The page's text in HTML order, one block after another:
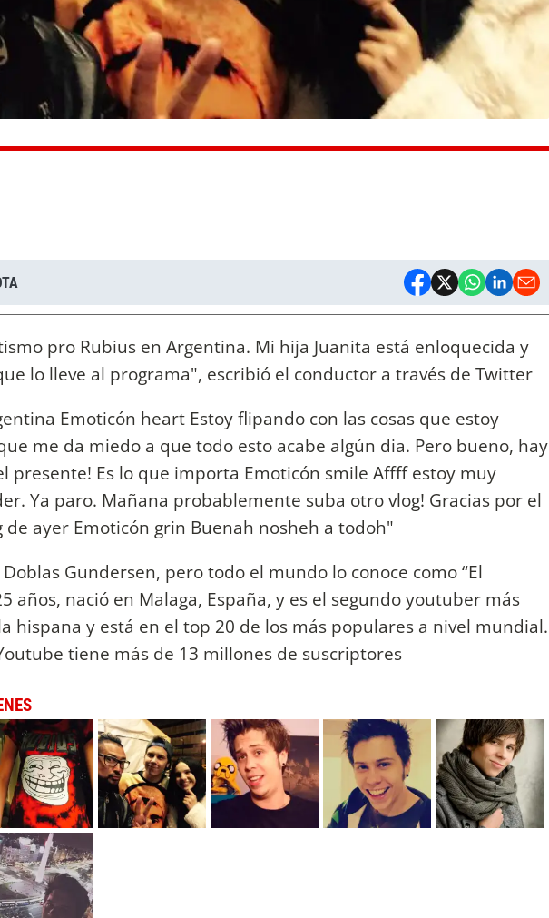
pro Rubius en Argentina. Mi hija Juanita está enloquecida y
lo lleve al programa", escribió el conductor a través de Twitter
Emoticón heart Estoy flipando con las cosas que estoy
me da miedo a que todo esto acabe algún dia. Pero bueno, hay
presente! Es lo que importa Emoticón smile Affff estoy muy
Ya paro. Mañana probablemente suba otro vlog! Gracias por el
de ayer Emoticón grin Buenah nosheh a todoh"
Gundersen, pero todo el mundo lo conoce como “El
años, nació en Malaga, España, y es el segundo youtuber más
hispana y está en el top 20 de los más populares a nivel mundial.
tiene más de 13 millones de suscriptores